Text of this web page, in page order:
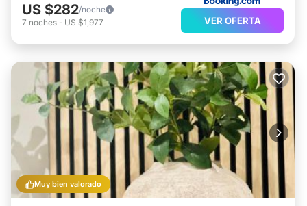
US $282/noche
7 noches - US $1,977 VER OFERTA
Muy bien valorado